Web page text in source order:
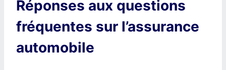
Réponses aux questions
fréquentes sur l’assurance
automobile